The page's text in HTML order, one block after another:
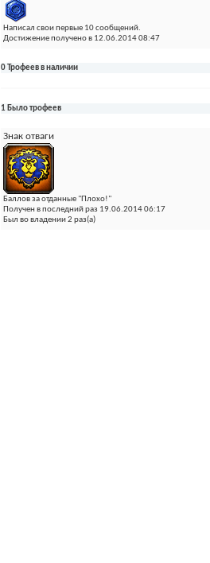
Написал свои первые 10 сообщений.
Достижение получено в 12.06.2014 08:47
0 Трофеев в наличии
1 Было трофеев
Знак отваги
Баллов за отданные "Плохо!"
Получен в последний раз 19.06.2014 06:17
Был во владении 2 раз(а)